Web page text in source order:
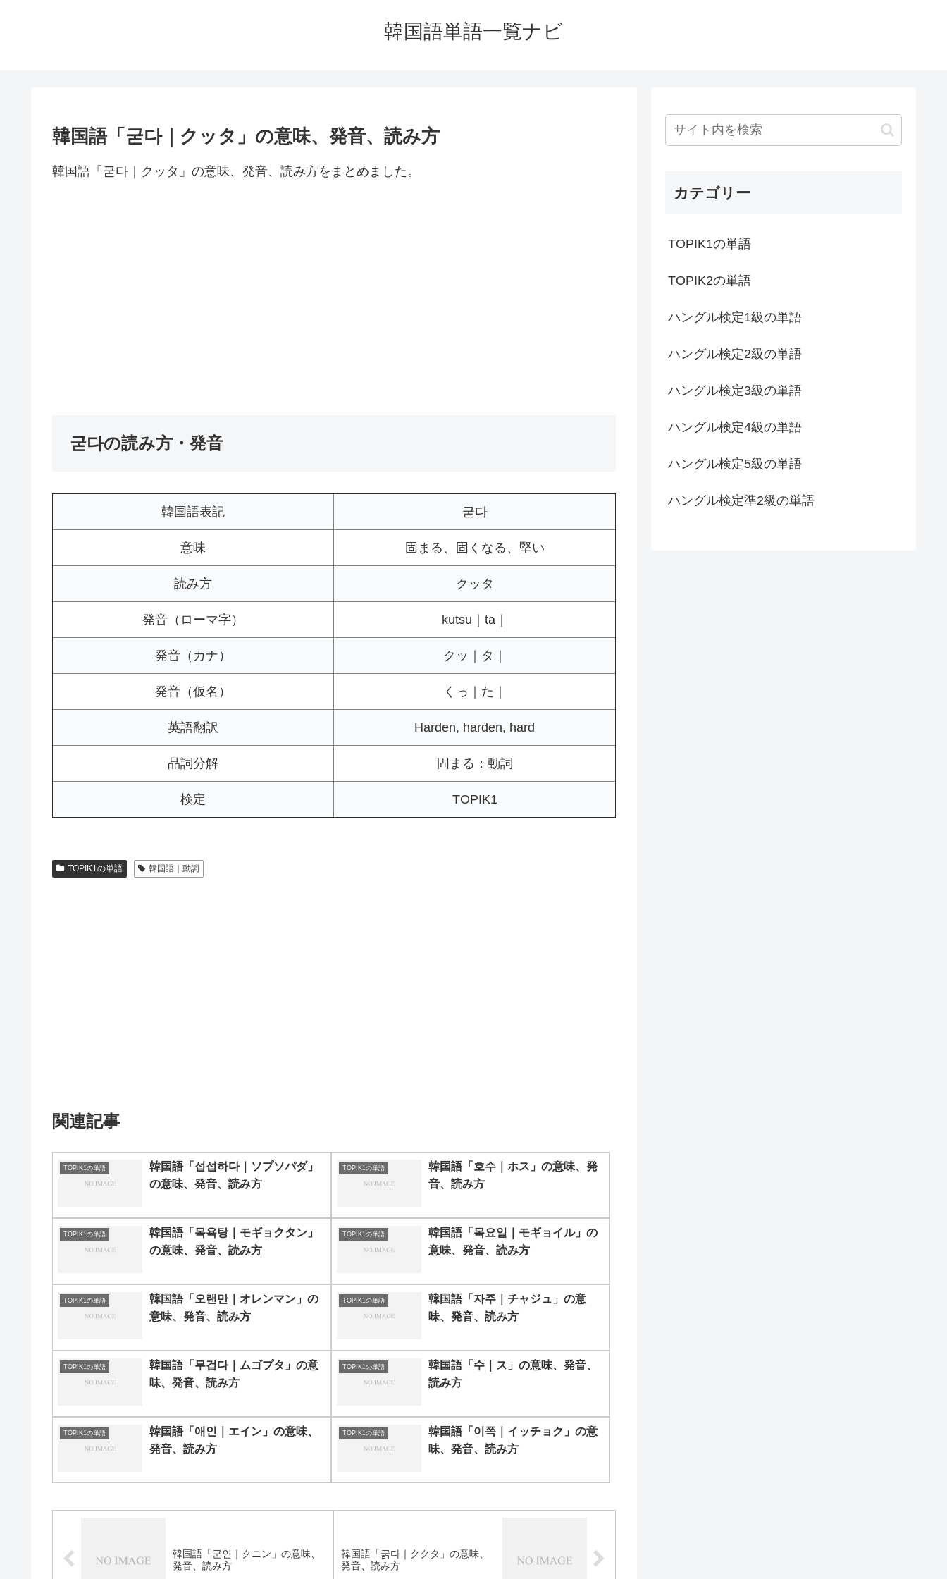
韓国語単語一覧ナビ
韓国語「굳다｜クッタ」の意味、発音、読み方
韓国語「굳다｜クッタ」の意味、発音、読み方をまとめました。
굳다の読み方・発音
韓国語表記 굳다
意味 固まる、固くなる、堅い
読み方 クッタ
発音（ローマ字） kutsu｜ta｜
発音（カナ） クッ｜タ｜
発音（仮名） くっ｜た｜
英語翻訳 Harden, harden, hard
品詞分解 固まる：動詞
検定 TOPIK1
TOPIK1の単語 韓国語｜動詞
関連記事
TOPIK1の単語
韓国語「섭섭하다｜ソプソパダ」
の意味、発音、読み方
TOPIK1の単語
韓国語「호수｜ホス」の意味、発
音、読み方
TOPIK1の単語
韓国語「목욕탕｜モギョクタン」
の意味、発音、読み方
TOPIK1の単語
韓国語「목요일｜モギョイル」の
意味、発音、読み方
TOPIK1の単語
韓国語「오랜만｜オレンマン」の
意味、発音、読み方
TOPIK1の単語
韓国語「자주｜チャジュ」の意
味、発音、読み方
TOPIK1の単語
韓国語「무겁다｜ムゴプタ」の意
味、発音、読み方
TOPIK1の単語
韓国語「수｜ス」の意味、発音、
読み方
TOPIK1の単語
韓国語「애인｜エイン」の意味、
発音、読み方
TOPIK1の単語
韓国語「이쪽｜イッチョク」の意
味、発音、読み方
韓国語「군인｜クニン」の意味、
発音、読み方
韓国語「굵다｜ククタ」の意味、
発音、読み方
カテゴリー
TOPIK1の単語
TOPIK2の単語
ハングル検定1級の単語
ハングル検定2級の単語
ハングル検定3級の単語
ハングル検定4級の単語
ハングル検定5級の単語
ハングル検定準2級の単語